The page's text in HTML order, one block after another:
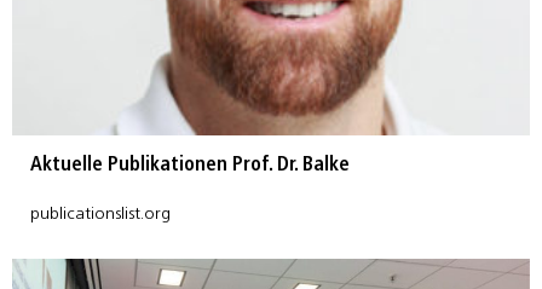
Aktuelle Publikationen Prof. Dr. Balke
publicationslist.org